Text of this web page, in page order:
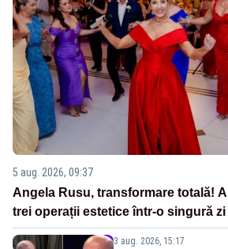
5 aug. 2026, 09:37
Angela Rusu, transformare totală!
trei operații estetice într-o singură zi
3 aug. 2026, 15:17